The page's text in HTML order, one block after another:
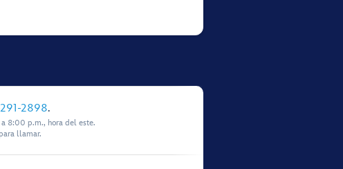
2898.
8:00 p.m., hora del este.
llamar.